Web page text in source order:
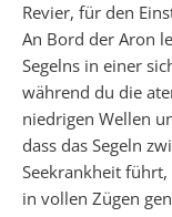
Revier, für den
An Bord der Aron
Segelns in einer
während du die
niedrigen Wellen
dass das Segeln
Seekrankheit
in vollen Zügen